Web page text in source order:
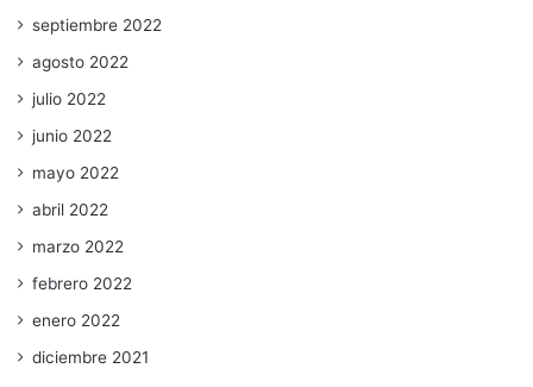
septiembre 2022
agosto 2022
julio 2022
junio 2022
mayo 2022
abril 2022
marzo 2022
febrero 2022
enero 2022
diciembre 2021